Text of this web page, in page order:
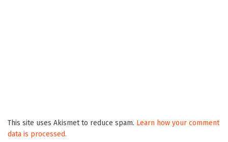
This site uses Akismet to reduce spam. Learn how your comment
data is processed.